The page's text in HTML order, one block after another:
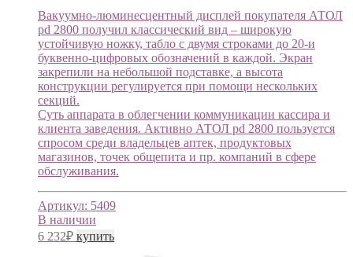
Вакуумно-люминесцентный дисплей покупателя АТОЛ
pd 2800 получил классический вид – широкую
устойчивую ножку, табло с двумя строками до 20-и
буквенно-цифровых обозначений в каждой. Экран
закрепили на небольшой подставке, а высота
конструкции регулируется при помощи нескольких
секций.
Суть аппарата в облегчении коммуникации кассира и
клиента заведения. Активно АТОЛ pd 2800 пользуется
спросом среди владельцев аптек, продуктовых
магазинов, точек общепита и пр. компаний в сфере
обслуживания.
Артикул: 5409
В наличии
6 232₽ купить